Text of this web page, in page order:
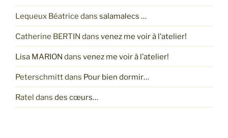
Lequeux Béatrice dans salamalecs …
Catherine BERTIN dans venez me voir à l’atelier!
Lisa MARION dans venez me voir à l’atelier!
Peterschmittdans Pour bien dormir…
Ratel dans des cœurs…